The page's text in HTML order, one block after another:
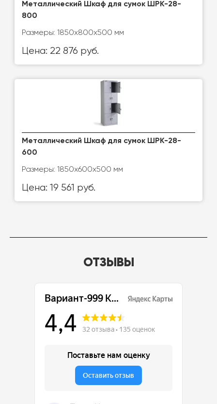
Металлический Шкаф для сумок ШРК-28-
800
Размеры: 1850х800х500 мм
Цена: 22 876 руб.
Металлический Шкаф для сумок ШРК-28-
600
Размеры: 1850х600х500 мм
Цена: 19 561 руб.
ОТЗЫВЫ